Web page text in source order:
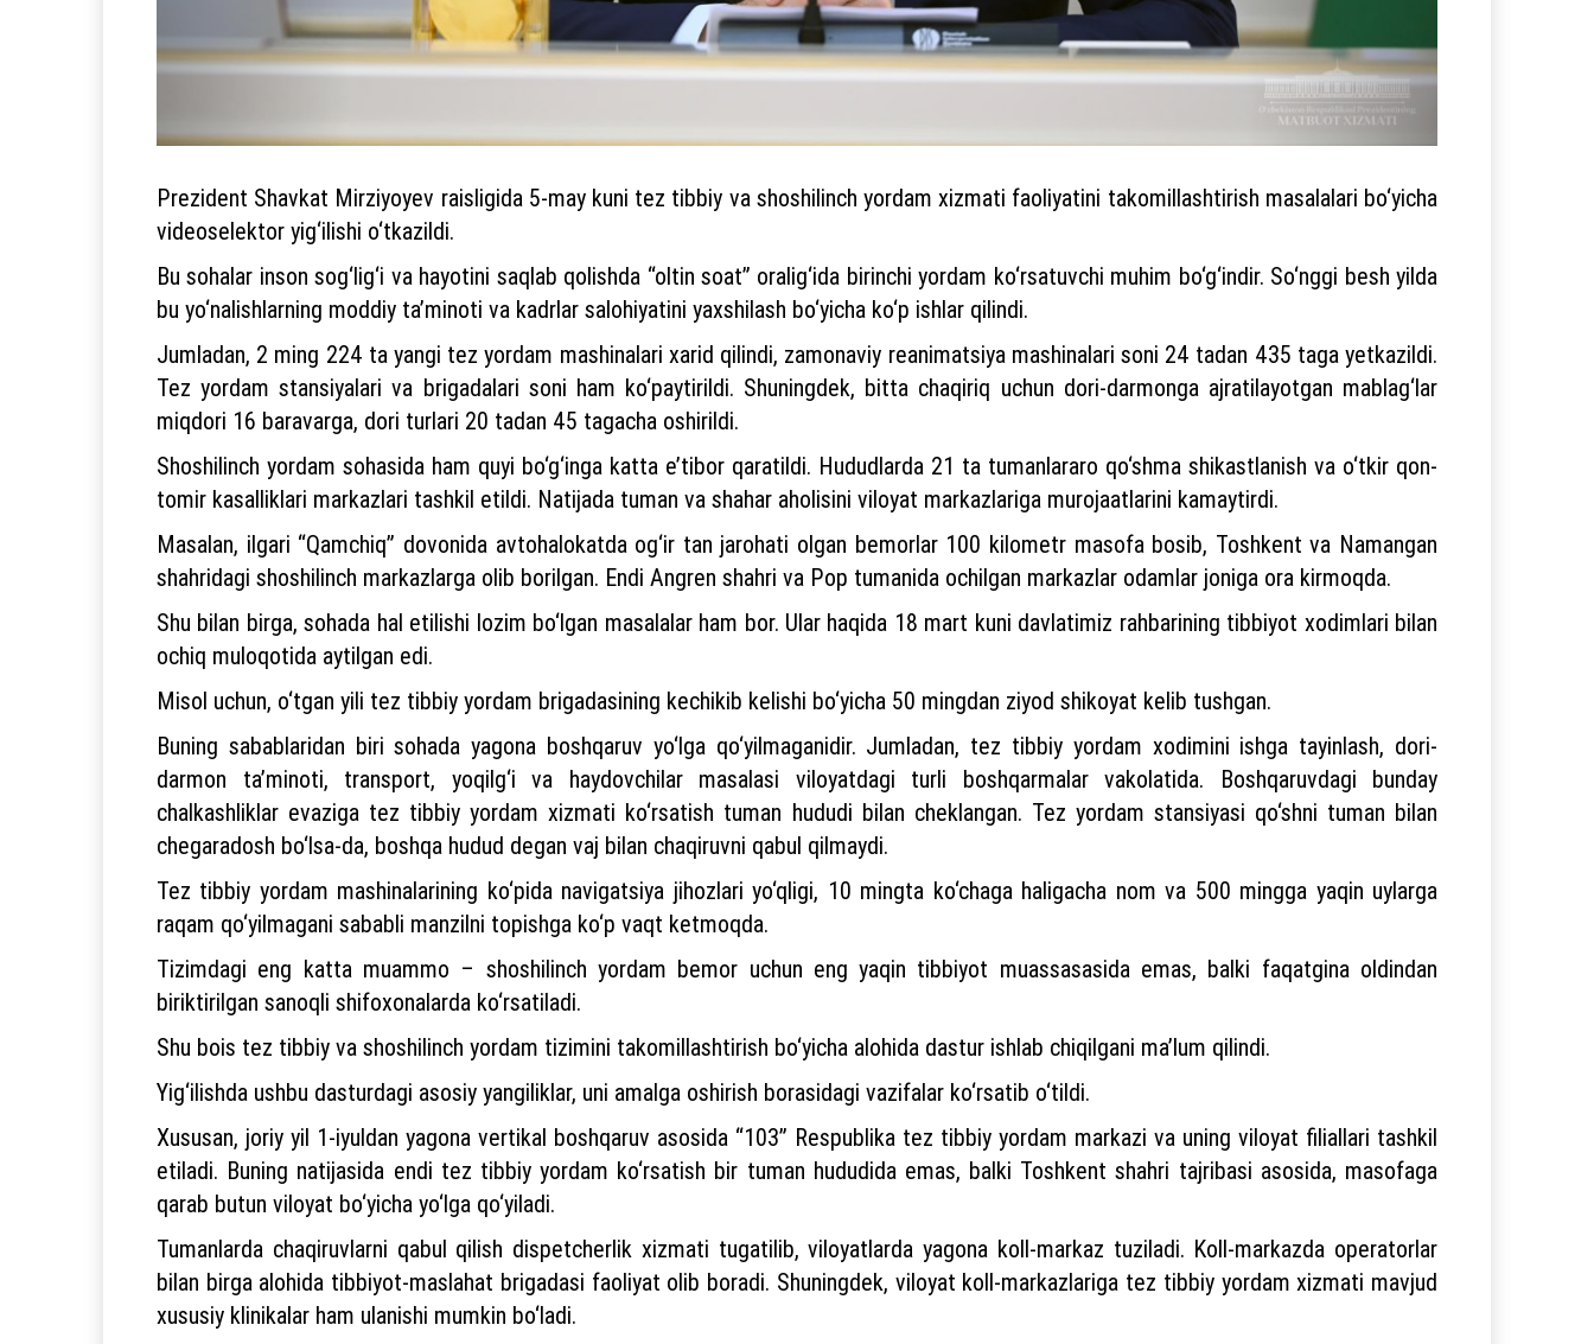
Prezident Shavkat Mirziyoyev raisligida 5-may kuni tez tibbiy va shoshilinch yordam xizmati faoliyatini takomillashtirish masalalari bo‘yicha
videoselektor yig‘ilishi o‘tkazildi.
Bu sohalar inson sog‘lig‘i va hayotini saqlab qolishda “oltin soat” oralig‘ida birinchi yordam ko‘rsatuvchi muhim bo‘g‘indir. So‘nggi besh yilda
bu yo‘nalishlarning moddiy ta’minoti va kadrlar salohiyatini yaxshilash bo‘yicha ko‘p ishlar qilindi.
Jumladan, 2 ming 224 ta yangi tez yordam mashinalari xarid qilindi, zamonaviy reanimatsiya mashinalari soni 24 tadan 435 taga yetkazildi.
Tez yordam stansiyalari va brigadalari soni ham ko‘paytirildi. Shuningdek, bitta chaqiriq uchun dori-darmonga ajratilayotgan mablag‘lar
miqdori 16 baravarga, dori turlari 20 tadan 45 tagacha oshirildi.
Shoshilinch yordam sohasida ham quyi bo‘g‘inga katta e’tibor qaratildi. Hududlarda 21 ta tumanlararo qo‘shma shikastlanish va o‘tkir qon-
tomir kasalliklari markazlari tashkil etildi. Natijada tuman va shahar aholisini viloyat markazlariga murojaatlarini kamaytirdi.
Masalan, ilgari “Qamchiq” dovonida avtohalokatda og‘ir tan jarohati olgan bemorlar 100 kilometr masofa bosib, Toshkent va Namangan
shahridagi shoshilinch markazlarga olib borilgan. Endi Angren shahri va Pop tumanida ochilgan markazlar odamlar joniga ora kirmoqda.
Shu bilan birga, sohada hal etilishi lozim bo‘lgan masalalar ham bor. Ular haqida 18 mart kuni davlatimiz rahbarining tibbiyot xodimlari bilan
ochiq muloqotida aytilgan edi.
Misol uchun, o‘tgan yili tez tibbiy yordam brigadasining kechikib kelishi bo‘yicha 50 mingdan ziyod shikoyat kelib tushgan.
Buning sabablaridan biri sohada yagona boshqaruv yo‘lga qo‘yilmaganidir. Jumladan, tez tibbiy yordam xodimini ishga tayinlash, dori-
darmon ta’minoti, transport, yoqilg‘i va haydovchilar masalasi viloyatdagi turli boshqarmalar vakolatida. Boshqaruvdagi bunday
chalkashliklar evaziga tez tibbiy yordam xizmati ko‘rsatish tuman hududi bilan cheklangan. Tez yordam stansiyasi qo‘shni tuman bilan
chegaradosh bo‘lsa-da, boshqa hudud degan vaj bilan chaqiruvni qabul qilmaydi.
Tez tibbiy yordam mashinalarining ko‘pida navigatsiya jihozlari yo‘qligi, 10 mingta ko‘chaga haligacha nom va 500 mingga yaqin uylarga
raqam qo‘yilmagani sababli manzilni topishga ko‘p vaqt ketmoqda.
Tizimdagi eng katta muammo – shoshilinch yordam bemor uchun eng yaqin tibbiyot muassasasida emas, balki faqatgina oldindan
biriktirilgan sanoqli shifoxonalarda ko‘rsatiladi.
Shu bois tez tibbiy va shoshilinch yordam tizimini takomillashtirish bo‘yicha alohida dastur ishlab chiqilgani ma’lum qilindi.
Yig‘ilishda ushbu dasturdagi asosiy yangiliklar, uni amalga oshirish borasidagi vazifalar ko‘rsatib o‘tildi.
Xususan, joriy yil 1-iyuldan yagona vertikal boshqaruv asosida “103” Respublika tez tibbiy yordam markazi va uning viloyat filiallari tashkil
etiladi. Buning natijasida endi tez tibbiy yordam ko‘rsatish bir tuman hududida emas, balki Toshkent shahri tajribasi asosida, masofaga
qarab butun viloyat bo‘yicha yo‘lga qo‘yiladi.
Tumanlarda chaqiruvlarni qabul qilish dispetcherlik xizmati tugatilib, viloyatlarda yagona koll-markaz tuziladi. Koll-markazda operatorlar
bilan birga alohida tibbiyot-maslahat brigadasi faoliyat olib boradi. Shuningdek, viloyat koll-markazlariga tez tibbiy yordam xizmati mavjud
xususiy klinikalar ham ulanishi mumkin bo‘ladi.